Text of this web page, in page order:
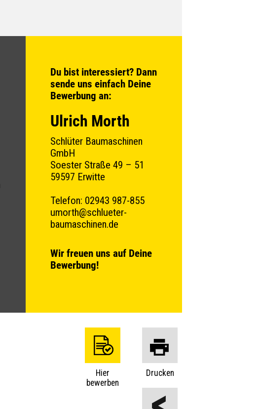
Du bist interessiert? Dann
sende uns einfach Deine
Bewerbung an:
Ulrich Morth
Schlüter Baumaschinen
GmbH
Soester Straße 49 – 51
59597 Erwitte
Telefon: 02943 987-855
umorth@schlueter-
baumaschinen.de
Wir freuen uns auf Deine
Bewerbung!
Hier
bewerben
Drucken